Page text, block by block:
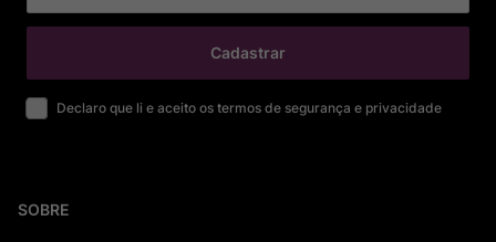
Cadastrar
Declaro que li e aceito os termos de segurança e privacidade
SOBRE